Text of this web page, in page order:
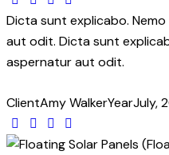
Dicta sunt explicabo.
aut odit. Dicta sunt
aspernatur aut odit.
ClientAmy WalkerYearJuly,